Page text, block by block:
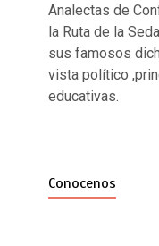
Analectas de
la Ruta de la
sus famosos
vista político
educativas.
Conocenos